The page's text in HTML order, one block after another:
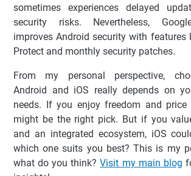
sometimes experiences delayed
security risks. Nevertheless,
improves Android security with features
Protect and monthly security patches.
From my personal perspective,
Android and iOS really depends on
needs. If you enjoy freedom and price
might be the right pick. But if you
and an integrated ecosystem, iOS
which one suits you best? This is my
what do you think?Visit my main blog